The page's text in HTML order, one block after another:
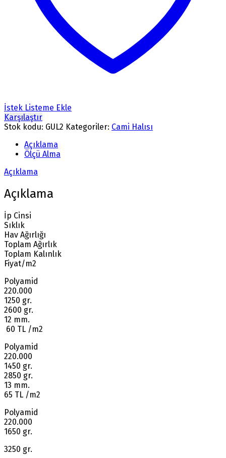
İstek Listeme Ekle
Karşılaştır
Stok kodu: GUL2 Kategoriler: Cami Halısı
Açıklama
Ölçü Alma
Açıklama
Açıklama
İp Cinsi
Sıklık
Hav Ağırlığı
Toplam Ağırlık
Toplam Kalınlık
Fiyat/m2
Polyamid
220.000
1250 gr.
2600 gr.
12 mm.
60 TL /m2
Polyamid
220.000
1450 gr.
2850 gr.
13 mm.
65 TL /m2
Polyamid
220.000
1650 gr.
3250 gr.